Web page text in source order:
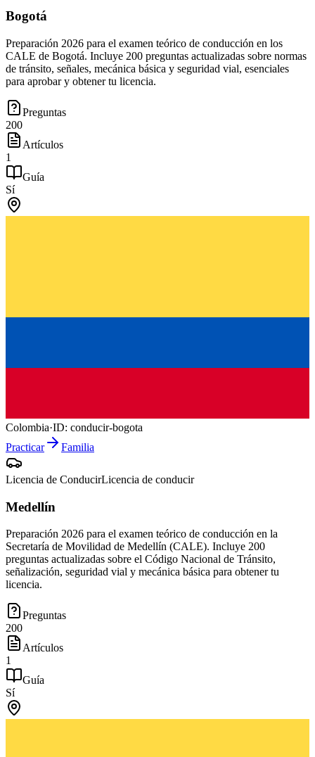
Bogotá
Preparación 2026 para el examen teórico de conducción en los
CALE de Bogotá. Incluye 200 preguntas actualizadas sobre normas
de tránsito, señales, mecánica básica y seguridad vial, esenciales
para aprobar y obtener tu licencia.
Preguntas
200
Artículos
1
Guía
Sí
Colombia·ID: conducir-bogota
Practicar
Familia
Licencia de ConducirLicencia de conducir
Medellín
Preparación 2026 para el examen teórico de conducción en la
Secretaría de Movilidad de Medellín (CALE). Incluye 200
preguntas actualizadas sobre el Código Nacional de Tránsito,
señalización, seguridad vial y mecánica básica para obtener tu
licencia.
Preguntas
200
Artículos
1
Guía
Sí